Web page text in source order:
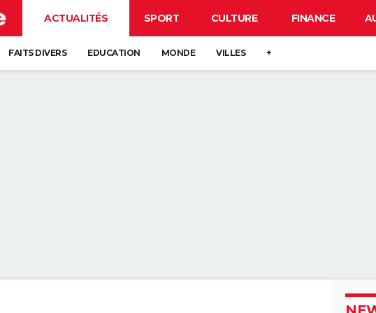
ACTUALITÉS SPORT CULTURE FINANCE
FAITS DIVERS EDUCATION MONDE VILLES +